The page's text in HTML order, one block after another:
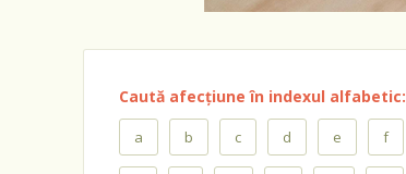
Caută afecțiune în indexul alfabetic:
a b c d e f